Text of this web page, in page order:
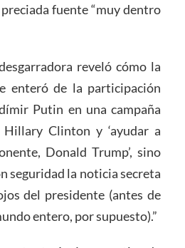
fuente “muy dentro
reveló cómo la
enteró de la participación
Putin en una campaña
Hillary Clinton y ‘ayudar a
Donald Trump’, sino
seguridad la noticia secreta
del presidente (antes de
entero, por supuesto).”